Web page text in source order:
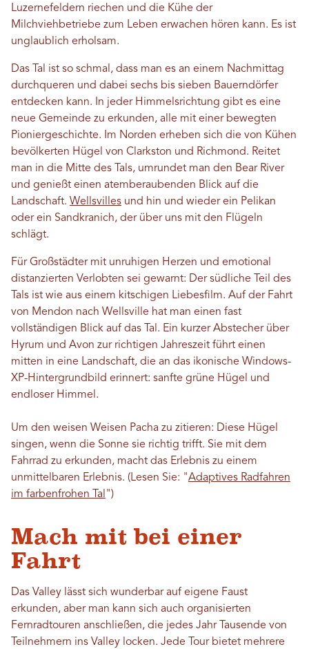
Luzernefeldern riechen und die Kühe der
Milchviehbetriebe zum Leben erwachen hören kann. Es ist
unglaublich erholsam.
Das Tal ist so schmal, dass man es an einem Nachmittag
durchqueren und dabei sechs bis sieben Bauerndörfer
entdecken kann. In jeder Himmelsrichtung gibt es eine
neue Gemeinde zu erkunden, alle mit einer bewegten
Pioniergeschichte. Im Norden erheben sich die von Kühen
bevölkerten Hügel von Clarkston und Richmond. Reitet
man in die Mitte des Tals, umrundet man den Bear River
und genießt einen atemberaubenden Blick auf die
Landschaft. Wellsvilles und hin und wieder ein Pelikan
oder ein Sandkranich, der über uns mit den Flügeln
schlägt.
Für Großstädter mit unruhigen Herzen und emotional
distanzierten Verlobten sei gewarnt: Der südliche Teil des
Tals ist wie aus einem kitschigen Liebesfilm. Auf der Fahrt
von Mendon nach Wellsville hat man einen fast
vollständigen Blick auf das Tal. Ein kurzer Abstecher über
Hyrum und Avon zur richtigen Jahreszeit führt einen
mitten in eine Landschaft, die an das ikonische Windows-
XP-Hintergrundbild erinnert: sanfte grüne Hügel und
endloser Himmel.
Um den weisen Weisen Pacha zu zitieren: Diese Hügel
singen, wenn die Sonne sie richtig trifft. Sie mit dem
Fahrrad zu erkunden, macht das Erlebnis zu einem
unmittelbaren Erlebnis. (Lesen Sie: "Adaptives Radfahren
im farbenfrohen Tal ")
Mach mit bei einer
Fahrt
Das Valley lässt sich wunderbar auf eigene Faust
erkunden, aber man kann sich auch organisierten
Fernradtouren anschließen, die jedes Jahr Tausende von
Teilnehmern ins Valley locken. Jede Tour bietet mehrere